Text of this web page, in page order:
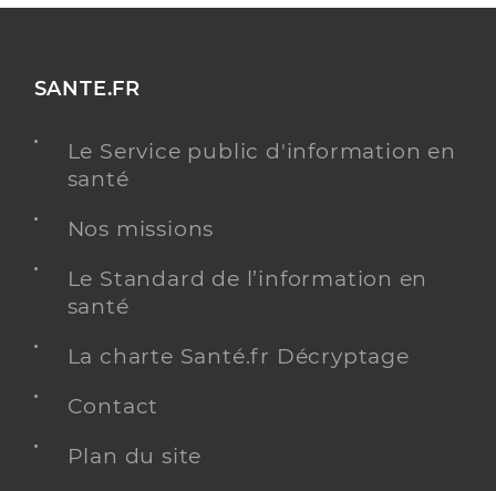
SANTE.FR
Le Service public d'information en
santé
Nos missions
Le Standard de l’information en
santé
La charte Santé.fr Décryptage
Contact
Plan du site